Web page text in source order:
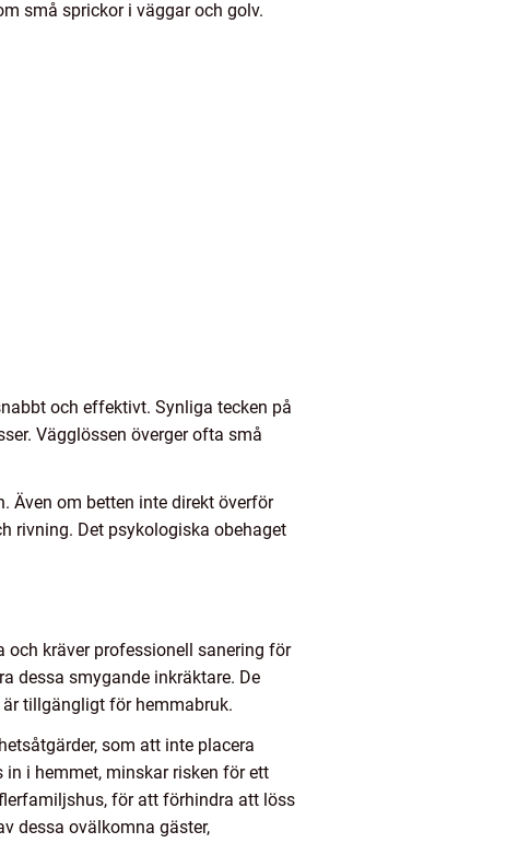
små sprickor i väggar och golv.
och effektivt. Synliga tecken på
Vägglössen överger ofta små
Även om betten inte direkt överför
rivning. Det psykologiska obehaget
kräver professionell sanering för
dessa smygande inkräktare. De
tillgängligt för hemmabruk.
som att inte placera
i hemmet, minskar risken för ett
för att förhindra att löss
dessa ovälkomna gäster,